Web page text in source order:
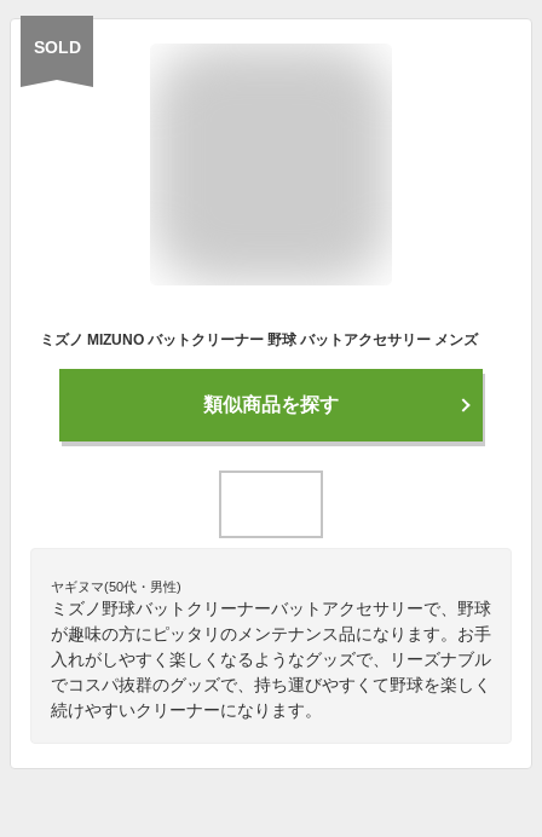
SOLD
ミズノ MIZUNO バットクリーナー 野球 バットアクセサリー メンズ
類似商品を探す
ヤギヌマ(50代・男性)
ミズノ野球バットクリーナーバットアクセサリーで、野球
が趣味の方にピッタリのメンテナンス品になります。お手
入れがしやすく楽しくなるようなグッズで、リーズナブル
でコスパ抜群のグッズで、持ち運びやすくて野球を楽しく
続けやすいクリーナーになります。